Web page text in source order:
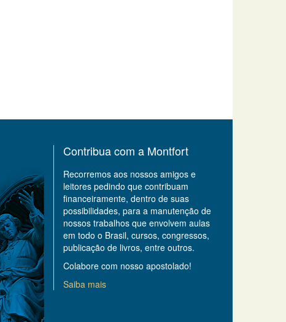
Contribua com a Montfort
Recorremos aos nossos amigos e
leitores pedindo que contribuam
financeiramente, dentro de suas
possibilidades, para a manutenção de
nossos trabalhos que envolvem aulas
em todo o Brasil, cursos, congressos,
publicação de livros, entre outros.
Colabore com nosso apostolado!
Saiba mais